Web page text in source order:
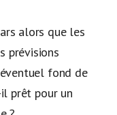
alors que les
prévisions
fond de
prêt pour un